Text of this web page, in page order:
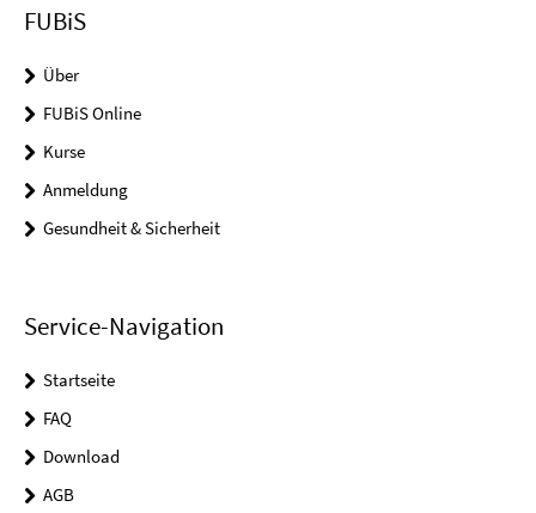
FUBiS
Über
FUBiS Online
Kurse
Anmeldung
Gesundheit & Sicherheit
Service-Navigation
Startseite
FAQ
Download
AGB